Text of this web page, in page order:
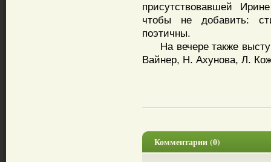
присутствовавшей
чтобы не добавить:
поэтичны.
На вечере также
Вайнер, Н. Ахунова, Л.
Комментарии (0)